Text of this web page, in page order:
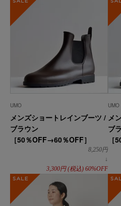
UMO
メンズショートレインブーツ /
ブラウン
［50％OFF→60％OFF］
8,250円
↓
3,300円(税込) 60%OFF
UMO
メ
ブ
［